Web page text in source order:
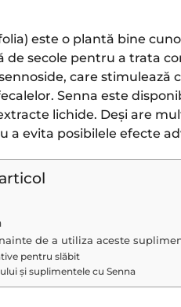
este o plantă bine
de secole pentru a trata
care stimulează
Senna este
lichide. Deși are
a evita posibilele efecte
de a utiliza aceste
pentru slăbit
și suplimentele cu Senna